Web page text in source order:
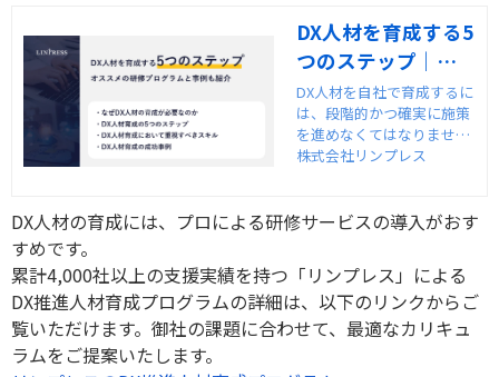
DX人材を育成する5
つのステップ｜お
すすめの研修プロ
グラムと事例も紹
介
DX人材を自社で育成するに
は、段階的かつ確実に施策
を進めなくてはなりませ
ん。また、外部研修サービ
す。DX人材を育成する具体
す。
株式会社リンプレス
DX人材の育成には、プロによる研修サービスの導入がおす
すめです。
累計4,000社以上の支援実績を持つ「リンプレス」による
DX推進人材育成プログラムの詳細は、以下のリンクからご
覧いただけます。御社の課題に合わせて、最適なカリキュ
ラムをご提案いたします。